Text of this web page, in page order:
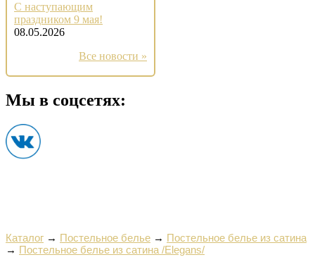
С наступающим
праздником 9 мая!
08.05.2026
Все новости »
Мы в соцсетях:
Каталог → Постельное белье → Постельное белье из сатина
→ Постельное белье из сатина /Elegans/